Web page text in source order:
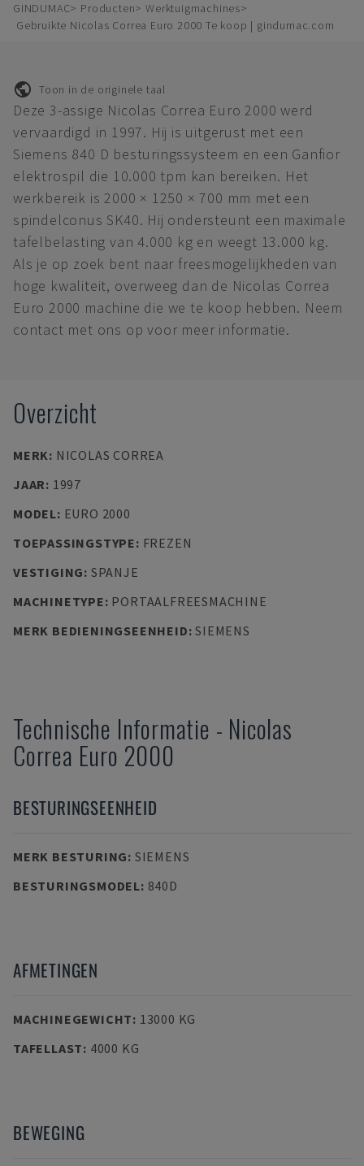
GINDUMAC Producten
Werktuigmachines
Gebruikte Nicolas Correa Euro 2000 Te koop | gindumac.com
Toon in de originele taal
Deze 3-assige Nicolas Correa Euro 2000 werd
vervaardigd in 1997. Hij is uitgerust met een
Siemens 840 D besturingssysteem en een Ganfior
elektrospil die 10.000 tpm kan bereiken. Het
werkbereik is 2000 × 1250 × 700 mm met een
spindelconus SK40. Hij ondersteunt een maximale
tafelbelasting van 4.000 kg en weegt 13.000 kg.
Als je op zoek bent naar freesmogelijkheden van
hoge kwaliteit, overweeg dan de Nicolas Correa
Euro 2000 machine die we te koop hebben. Neem
contact met ons op voor meer informatie.
Overzicht
MERK: NICOLAS CORREA
JAAR: 1997
MODEL: EURO 2000
TOEPASSINGSTYPE: FREZEN
VESTIGING: SPANJE
MACHINETYPE: PORTAALFREESMACHINE
MERK BEDIENINGSEENHEID:SIEMENS
Technische Informatie - Nicolas
Correa Euro 2000
BESTURINGSEENHEID
MERK BESTURING: SIEMENS
BESTURINGSMODEL: 840D
AFMETINGEN
MACHINEGEWICHT: 13000 KG
TAFELLAST: 4000 KG
BEWEGING